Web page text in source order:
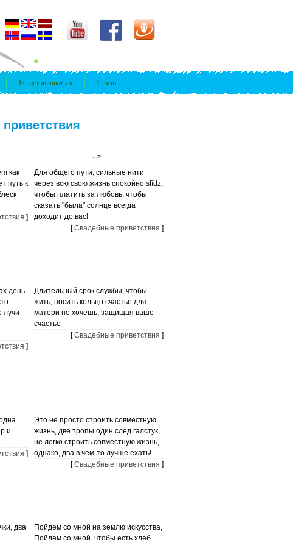
Регистрироваться Связи
- >
как
путь к
]
Для общего пути, сильные нити
через всю свою жизнь спокойно stīdz,
чтобы платить за любовь, чтобы
сказать "была" солнце всегда
доходит до вас!
[Свадебные приветствия ]
день
лучи
]
Длительный срок службы, чтобы
жить, носить кольцо счастье для
матери не хочешь, защищая ваше
счастье
[Свадебные приветствия ]
и
]
Это не просто строить совместную
жизнь, две тропы один след галстук,
не легко строить совместную жизнь,
однако, два в чем-то лучше ехать!
[Свадебные приветствия ]
два
Пойдем со мной на землю искусства,
Пойдем со мной, чтобы есть хлеб,